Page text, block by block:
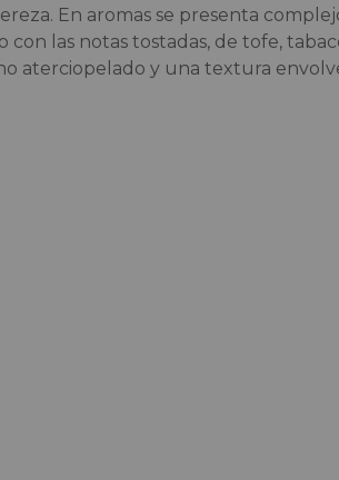
En aromas se presenta
con las notas tostadas, de tofe,
aterciopelado y una textura